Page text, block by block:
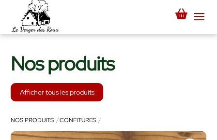
content
Nos produits
Afficher tous les produits
NOS PRODUITS CONFITURES